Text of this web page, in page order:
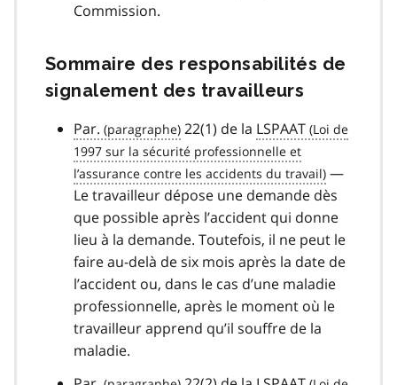
Commission.
Sommaire des responsabilités de
signalement des travailleurs
Par. 22(1) de la LSPAAT
—
Le travailleur dépose une demande dès
que possible après l’accident qui donne
lieu à la demande. Toutefois, il ne peut le
faire au-delà de six mois après la date de
l’accident ou, dans le cas d’une maladie
professionnelle, après le moment où le
travailleur apprend qu’il souffre de la
maladie.